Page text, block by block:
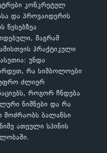
კონკრეტულ
და პროვაიდერის
წესებზეა
მაგრამ
პრაქტიკული
უნდა
რა სიმბოლოები
ძლიერ
როგორ ჩნდება
ნიშნები და რა
მოძრაობს ბალანსი
ათეული სპინის